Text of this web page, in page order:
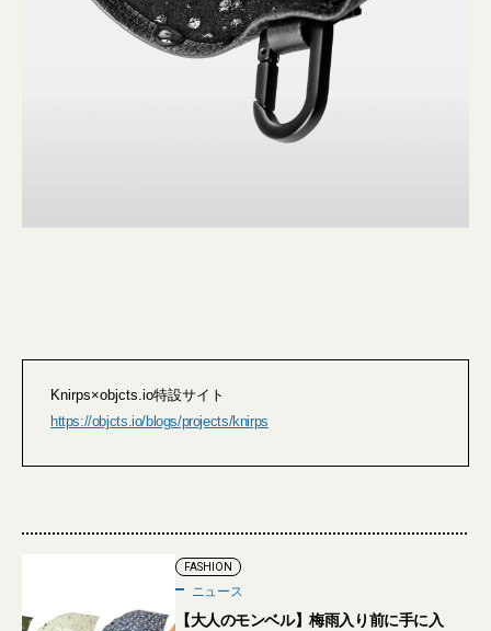
Knirps×objcts.io特設サイト
https://objcts.io/blogs/projects/knirps
FASHION
ニュース
【大人のモンベル】梅雨入り前に手に入